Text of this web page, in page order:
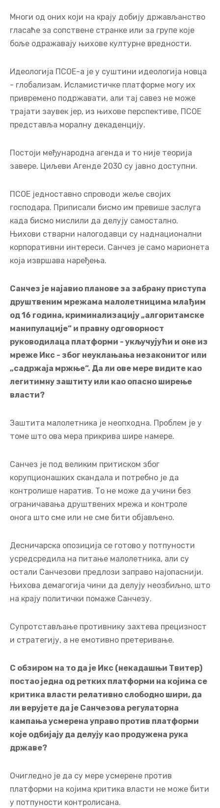
Многи од оних који на крају добију држављанство
гласаће за сопствене странке или за групе које
боље одражавају њихове културне вредности.
Идеологија ПСОЕ-а је у суштини идеологија новца
- глобализам. Исламистичке платформе могу их
привремено подржавати, али тај савез не може
трајати заувек јер, из њихове перспективе, ПСОЕ
представља моралну декаденцију.
Постоји међународна агенда и то није теорија
завере. Циљеви Агенде 2030 су јавно доступни.
ПСОЕ једноставно спроводи жеље својих
господара. Приписали бисмо им превише заслуга
када бисмо мислили да делују самостално.
Њихови стварни налогодавци су наднационални
корпоративни интереси. Санчез је само марионета
која извршава наређења.
Санчез је најавио планове за забрану приступа
друштвеним мрежама малолетницима млађим
од 16 година, криминализацију „алгоритамске
манипулације“ и правну одговорност
руководилаца платформи - укључујући и оне из
мреже Икс - због неуклањања незаконитог или
„садржаја мржње“. Да ли ове мере видите као
легитимну заштиту или као опасно ширење
власти?
Заштита малолетника је неопходна. Проблем је у
томе што ова мера прикрива шире намере.
Санчез је под великим притиском због
корупционашких скандала и потребно је да
контролише наратив. То не може да учини без
ограничавања друштвених мрежа и контроле
онога што сме или не сме бити објављено.
Десничарска опозиција се готово у потпуности
усредсредила на питање малолетника, али су
остали Санчезови предлози заправо најопаснији.
Њихова демагогија чини да делују неозбиљно, што
на крају политички помаже Санчезу.
Супротстављање противнику захтева прецизност
и стратегију, а не емотивно претеривање.
С обзиром на то да је Икс (некадашњи Твитер)
постао једна од ретких платформи на којима се
критика власти релативно слободно шири, да
ли верујете да је Санчезова регулаторна
кампања усмерена управо против платформи
које одбијају да делују као продужена рука
државе?
Очигледно је да су мере усмерене против
платформи на којима критика власти не може бити
у потпуности контролисана.